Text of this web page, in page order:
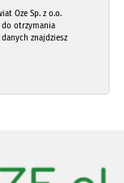
Oze Sp. z o.o.
do otrzymania
znajdziesz